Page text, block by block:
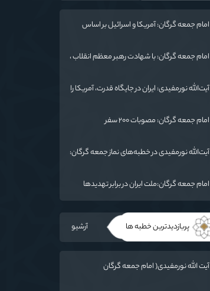
امام جمعه گرگان: آمریکا و اسرائیل بر اساس
راهبردی واشنگتن در تجاوز به ایران
امام جمعه گرگان: با شهادت رهبر معظم انقلاب ،
آیت‌الله نورمفیدی: ایران در جایگاه قدرت، آمریکا را
دشمن از جنگ نظامی سخت‌تر است
امام جمعه گرگان: مصوبات ۲۰۰ سفر
ما فرو بردن ناوگان شما در قعر دریا خواهد بود
آیت‌الله نورمفیدی در خطبه‌های نماز جمعه گرگان:
اصول عزت‌مداری باشد
امام جمعه گرگان:ملت ایران در برابر تهدیدها
پربازدیدترین خطبه ها آرشیو
آیت الله نورمفیدی( امام جمعه گرگان